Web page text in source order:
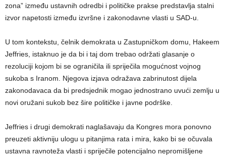
zona” između ustavnih odredbi i političke prakse predstavlja stalni
izvor napetosti između izvršne i zakonodavne vlasti u SAD-u.
U tom kontekstu, čelnik demokrata u Zastupničkom domu, Hakeem
Jeffries, istaknuo je da bi i taj dom trebao održati glasanje o
rezoluciji kojom bi se ograničila ili spriječila mogućnost vojnog
sukoba s Iranom. Njegova izjava odražava zabrinutost dijela
zakonodavaca da bi predsjednik mogao jednostrano uvući zemlju u
novi oružani sukob bez šire političke i javne podrške.
Jeffries i drugi demokrati naglašavaju da Kongres mora ponovno
preuzeti aktivniju ulogu u pitanjima rata i mira, kako bi se očuvala
ustavna ravnoteža vlasti i spriječile potencijalno nepromišljene